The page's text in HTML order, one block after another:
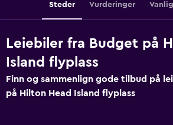
Steder Vurderinger
Leiebiler fra Budget på
Island flyplass
Finn og sammenlign gode tilbud på
på Hilton Head Island flyplass